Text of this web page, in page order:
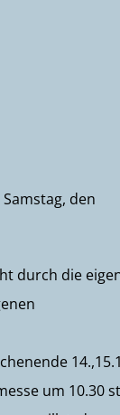
den
durch die
um 10.30